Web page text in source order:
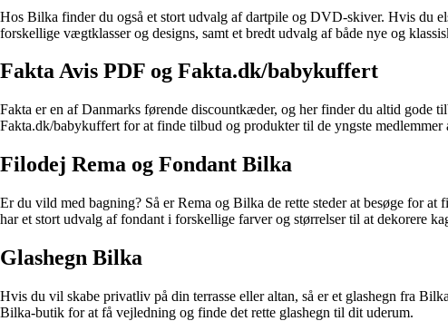
Hos Bilka finder du også et stort udvalg af dartpile og DVD-skiver. Hvis du
forskellige vægtklasser og designs, samt et bredt udvalg af både nye og
Fakta Avis PDF og Fakta.dk/babykuffert
Fakta er en af Danmarks førende discountkæder, og her finder du altid gode
Fakta.dk/babykuffert for at finde tilbud og produkter til de yngste medlemmer
Filodej Rema og Fondant Bilka
Er du vild med bagning? Så er Rema og Bilka de rette steder at besøge for
har et stort udvalg af fondant i forskellige farver og størrelser til at dekorere
Glashegn Bilka
Hvis du vil skabe privatliv på din terrasse eller altan, så er et glashegn fra
Bilka-butik for at få vejledning og finde det rette glashegn til dit uderum.